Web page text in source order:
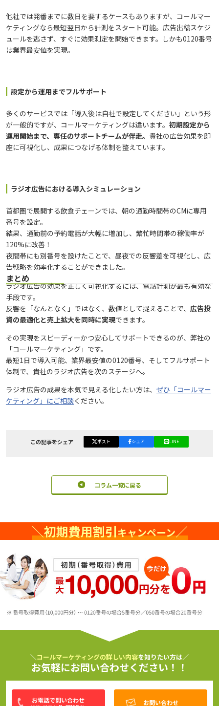
他社では発番までに数日を要するケースもありますが、コールマー
ケティングなら最短翌日から計測をスタート可能。広告出稿スケジ
ュールを逃さず、すぐに効果測定を開始できます。しかも0120番号
は業界最安値を実現。
設定から運用までフルサポート
多くのサービスでは「導入後は自社で設定してください」という形
が一般的ですが、コールマーケティングは違います。 初期設定から
運用開始まで、専任のサポートチームが伴走。 貴社の広告効果を即
座に可視化し、成果につなげる体制を整えています。
ラジオ広告における導入シミュレーション
首都圏で展開する飲食チェーンでは、朝の通勤時間帯のCMに専用
番号を設定。
結果、通勤前の予約電話が大幅に増加し、繁忙時間帯の稼働率が
120%に改善！
夜間帯にも別番号を設けたことで、昼夜での反響差を可視化し、広
告戦略を効率化することができました。
まとめ
ラジオ広告の効果を正しく可視化するには、電話計測が最も有効な
手段です。
反響を「なんとなく」ではなく、数値として捉えることで、 広告投
資の最適化と売上拡大を同時に実現できます。
その実現をスピーディーかつ安心してサポートできるのが、弊社の
「コールマーケティング」です。
最短1日で導入可能、業界最安値の0120番号、そしてフルサポート
体制で、貴社のラジオ広告を次のステージへ。
ラジオ広告の成果を本気で見える化したい方は、 ぜひ「コールマー
ケティング」にご相談 ください。
この記事をシェア ポスト シェア LINE
コラム一覧に戻る
＼初期費用割引キャンペーン／
＼コールマーケティングの詳しい内容を知りたい方は／
お気軽にお問い合わせください！！
お電話で問い合わせ お問い合わせ